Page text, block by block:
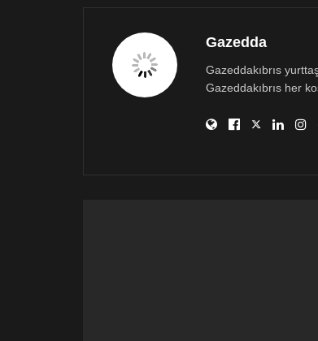
Gazedda
Gazeddakıbrıs
Gazeddakıbrıs her